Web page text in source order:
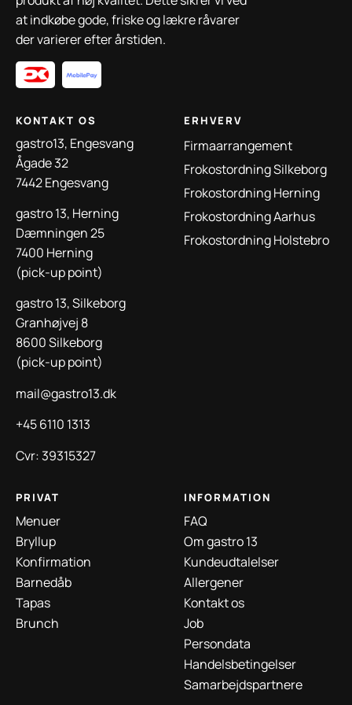
at indkøbe gode, friske og lækre råvarer
der varierer efter årstiden.
KONTAKT OS
gastro13, Engesvang
Ågade 32
7442 Engesvang
gastro 13, Herning
Dæmningen 25
7400 Herning
(pick-up point)
gastro 13, Silkeborg
Granhøjvej 8
8600 Silkeborg
(pick-up point)
mail@gastro13.dk
+45 6110 1313
Cvr: 39315327
ERHVERV
Firmaarrangement
Frokostordning Silkeborg
Frokostordning Herning
Frokostordning Aarhus
Frokostordning Holstebro
PRIVAT
Menuer
Bryllup
Konfirmation
Barnedåb
Tapas
Brunch
INFORMATION
FAQ
Om gastro 13
Kundeudtalelser
Allergener
Kontakt os
Job
Persondata
Handelsbetingelser
Samarbejdspartnere